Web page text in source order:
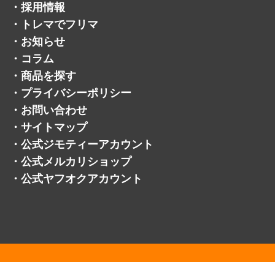
・ 採用情報
・
トレマでフリマ
・ お知らせ
・ コラム
・ 商品を探す
・ プライバシーポリシー
・ お問い合わせ
・ サイトマップ
・ 公式ジモティーアカウント
・ 公式メルカリショップ
・ 公式ヤフオクアカウント